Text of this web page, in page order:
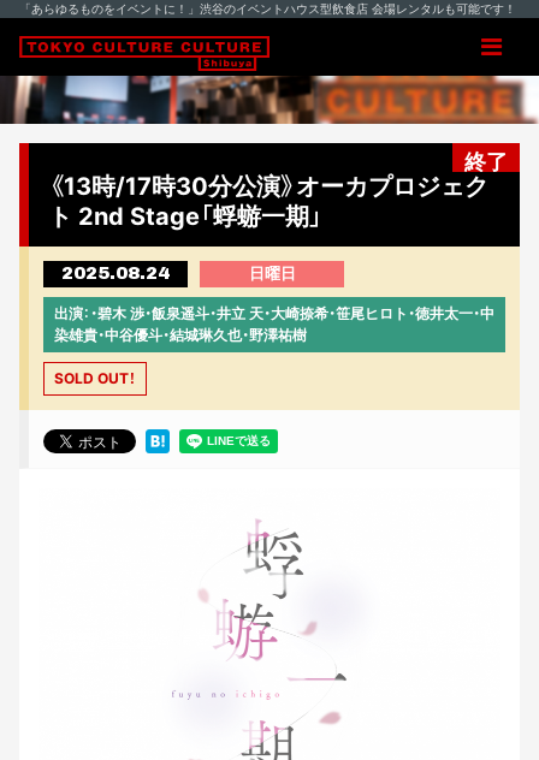
「あらゆるものをイベントに！」渋谷のイベントハウス型飲食店 会場レンタルも可能です！
終了
《13時/17時30分公演》オーカプロジェク
ト 2nd Stage「蜉蝣一期」
2025.08.24 日曜日
出演：・碧木 渉・飯泉遥斗・井立 天・大崎捺希・笹尾ヒロト・徳井太一・中
染雄貴・中⾕優⽃・結城琳久也・野澤祐樹
SOLD OUT！